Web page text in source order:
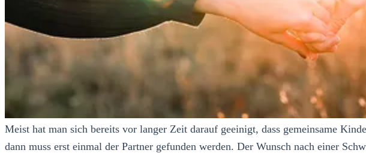
Meist hat man sich bereits vor langer Zeit darauf geeinigt, dass gemeinsame
dann muss erst einmal der Partner gefunden werden. Der Wunsch nach einer